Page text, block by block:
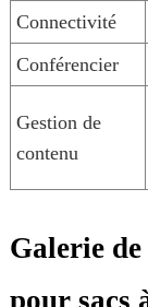
Connectivité
Conférencier
Gestion de
contenu
Galerie